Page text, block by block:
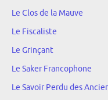
Le Clos de la Mauve
Le Fiscaliste
Le Grinçant
Le Saker Francophone
Le Savoir Perdu des